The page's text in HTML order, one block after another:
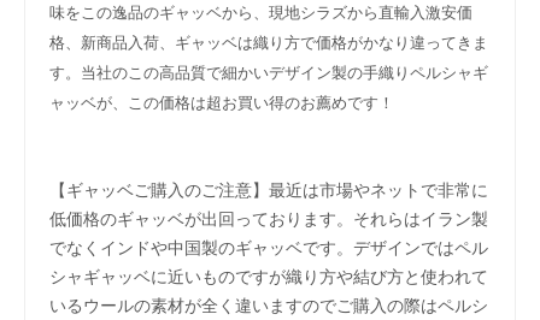
味をこの逸品のギャッベから、現地シラズから直輸入激安価
格、新商品入荷、ギャッベは織り方で価格がかなり違ってきま
す。当社のこの高品質で細かいデザイン製の手織りペルシャギ
ャッベが、この価格は超お買い得のお薦めです！
【ギャッベご購入のご注意】最近は市場やネットで非常に
低価格のギャッベが出回っております。それらはイラン製
でなくインドや中国製のギャッベです。デザインではペル
シャギャッベに近いものですが織り方や結び方と使われて
いるウールの素材が全く違いますのでご購入の際はペルシ